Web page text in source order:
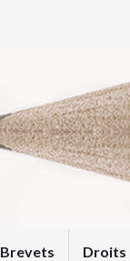
Brevets Droits